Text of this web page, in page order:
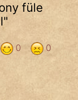
füle
"
0
0